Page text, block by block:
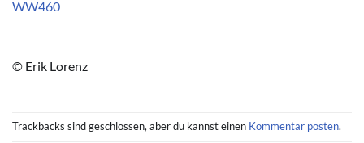
WW460
© Erik Lorenz
Trackbacks sind geschlossen, aber du kannst einen Kommentar posten.